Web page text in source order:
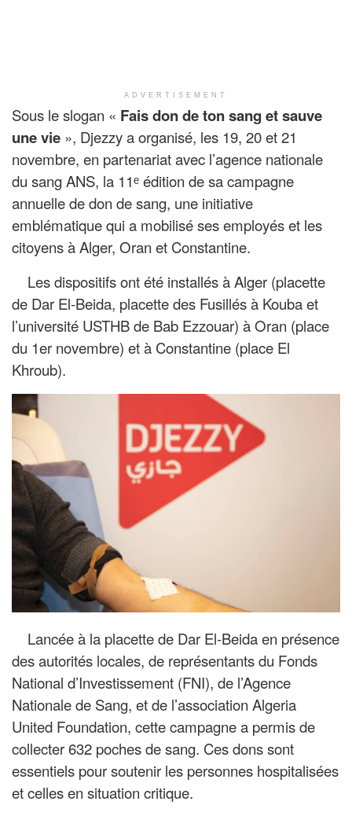
ADVERTISEMENT
Sous le slogan « Fais don de ton sang et sauve
une vie », Djezzy a organisé, les 19, 20 et 21
novembre, en partenariat avec l’agence nationale
du sang ANS, la 11ᵉ édition de sa campagne
annuelle de don de sang, une initiative
emblématique qui a mobilisé ses employés et les
citoyens à Alger, Oran et Constantine.
Les dispositifs ont été installés à Alger (placette
de Dar El-Beida, placette des Fusillés à Kouba et
l’université USTHB de Bab Ezzouar) à Oran (place
du 1er novembre) et à Constantine (place El
Khroub).
Lancée à la placette de Dar El-Beida en présence
des autorités locales, de représentants du Fonds
National d’Investissement (FNI), de l’Agence
Nationale de Sang, et de l’association Algeria
United Foundation, cette campagne a permis de
collecter 632 poches de sang. Ces dons sont
essentiels pour soutenir les personnes hospitalisées
et celles en situation critique.